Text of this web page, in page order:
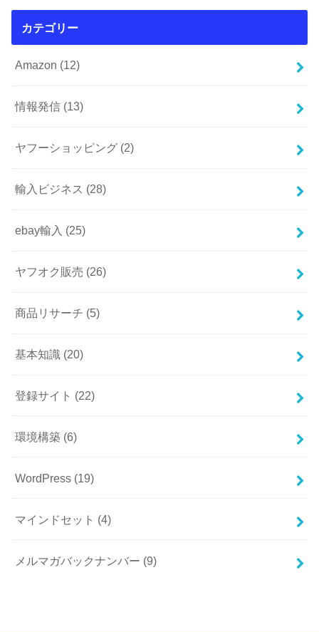
カテゴリー
Amazon (12)
情報発信 (13)
ヤフーショッピング (2)
輸入ビジネス (28)
ebay輸入 (25)
ヤフオク販売 (26)
商品リサーチ (5)
基本知識 (20)
登録サイト (22)
環境構築 (6)
WordPress (19)
マインドセット (4)
メルマガバックナンバー (9)